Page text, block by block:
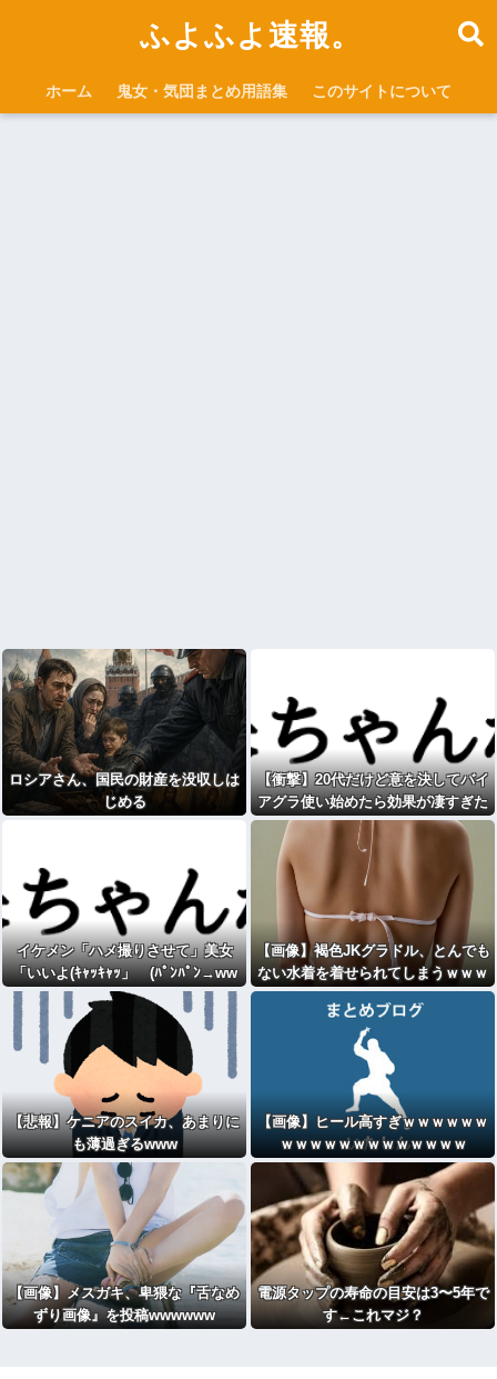
ふよふよ速報。
ホーム 鬼女・気団まとめ用語集 このサイトについて
ロシアさん、国民の財産を没収しは
じめる
【衝撃】20代だけど意を決してバイ
アグラ使い始めたら効果が凄すぎた
wwww
イケメン「ハメ撮りさせて」美女
「いいよ(ｷｬｯｷｬｯ」 (ﾊﾟﾝﾊﾟﾝ→ww
ww
【画像】褐色JKグラドル、とんでも
ない水着を着せられてしまうｗｗｗ
wｗｗｗｗｗｗｗｗ
【悲報】ケニアのスイカ、あまりに
も薄過ぎるwww
【画像】ヒール高すぎｗｗｗｗｗｗ
ｗｗｗｗｗｗｗｗｗｗｗｗｗ
【画像】メスガキ、卑猥な『舌なめ
ずり画像』を投稿wwwwww
電源タップの寿命の目安は3〜5年で
す←これマジ？